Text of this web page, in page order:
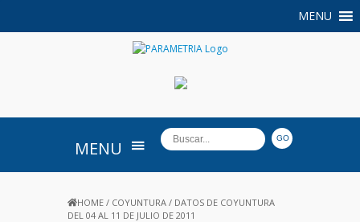
MENU
PARAMETRIA
MENU
HOME / COYUNTURA / DATOS DE COYUNTURA
DEL 04 AL 11 DE JULIO DE 2011